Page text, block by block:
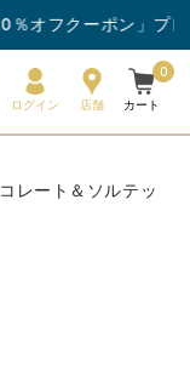
フクーポン」プレゼ
ログイン 店舗 カート
0
レート＆ソルテッ